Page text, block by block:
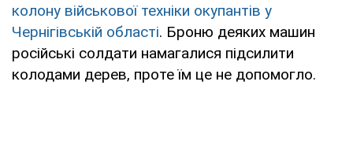
колону військової техніки окупантів у
Чернігівській області. Броню деяких машин
російські солдати намагалися підсилити
колодами дерев, проте їм це не допомогло.